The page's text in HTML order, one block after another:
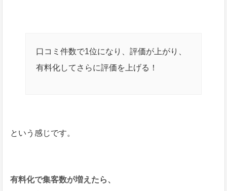
口コミ件数で1位になり、評価が上がり、
有料化してさらに評価を上げる！
という感じです。
有料化で集客数が増えたら、